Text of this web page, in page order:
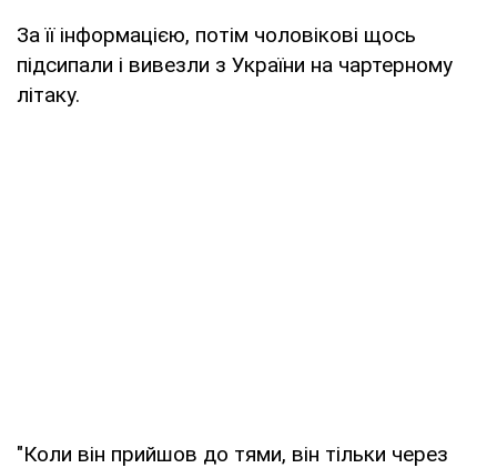
За її інформацією, потім чоловікові щось
підсипали і вивезли з України на чартерному
літаку.
"Коли він прийшов до тями, він тільки через